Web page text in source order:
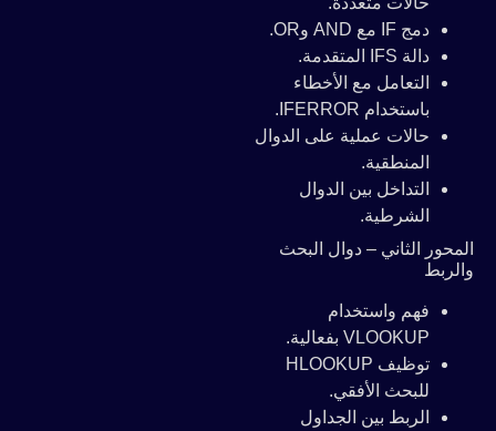
دمج IF مع AND وOR.
دالة IFS المتقدمة.
التعامل مع الأخطاء
باستخدام IFERROR.
حالات عملية على الدوال
المنطقية.
التداخل بين الدوال
الشرطية.
المحور الثاني – دوال البحث
والربط
فهم واستخدام
VLOOKUP بفعالية.
توظيف HLOOKUP
للبحث الأفقي.
الربط بين الجداول